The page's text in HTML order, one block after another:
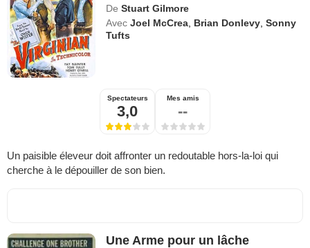
De Stuart Gilmore
Avec Joel McCrea Brian Donlevy ,Sonny
Tufts
Spectateurs
3,0
Mes amis
--
Un paisible éleveur doit affronter un redoutable hors-la-loi qui
cherche à le dépouiller de son bien.
Une Arme pour un lâche